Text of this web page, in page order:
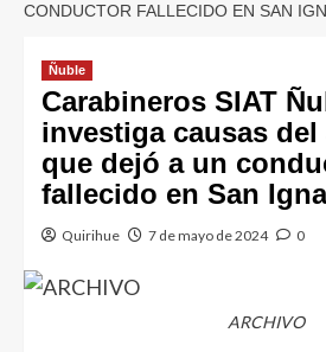
CONDUCTOR FALLECIDO EN SAN
Ñuble
Carabineros SIAT
investiga causas
que dejó a un
fallecido en San
Quirihue 7 de mayo de 2024 0
ARCHIVO